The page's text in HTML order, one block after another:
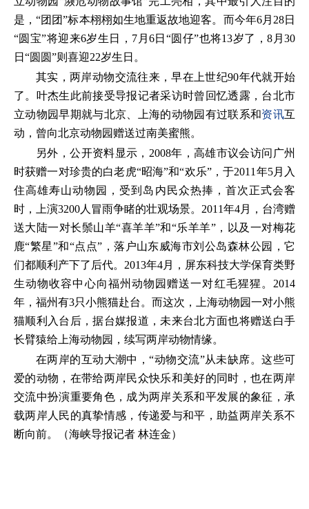
是，“团团”标本栩栩如生地重返故地迎客。而今年6月28日
“圆宝”将迎来6岁生日，7月6日“圆仔”也将13岁了，8月30
日“圆圆”则喜迎22岁生日。
其实，两岸动物交流往来，早在上世纪90年代就开始
了。叶杰生此前接受导报记者采访时曾回忆透露，台北市
立动物园早期就与北京、上海的动物园有过联系和资讯互
动，曾向北京动物园赠送过南美蜜熊。
另外，公开资料显示，2008年，高雄市议会访问广州
时获赠一对珍贵的白老虎“昭海”和“欢乐”，于2011年5月入
住高雄寿山动物园，受到岛内民众热捧，首次正式会客
时，上演3200人冒雨争睹的壮观场景。2011年4月，台湾赠
送大陆一对长鬃山羊“喜羊羊”和“乐羊羊”，以及一对梅花
鹿“繁星”和“点点”，落户山东威海市刘公岛森林公园，它
们都顺利产下了后代。2013年4月，屏东科技大学保育类野
生动物收容中心向福州动物园赠送一对红毛猩猩。2014
年，福州有3只小熊猫赴台。而这次，上海动物园一对小熊
猫顺利入台后，据台媒报道，未来台北方面也将赠送白手
长臂猿给上海动物园，续写两岸动物情缘。
在两岸的互动大潮中，“动物交流”从未缺席。这些可
爱的动物，在带给两岸民众快乐和美好的同时，也在两岸
交流中扮演重要角色，成为两岸关系和平发展的象征，承
载两岸人民的真挚情感，传递爱与和平，助益两岸关系不
断向前。（海峡导报记者 林连金）